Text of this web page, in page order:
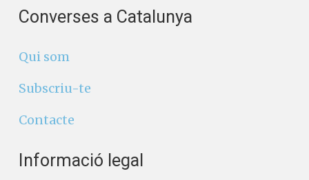
Converses a Catalunya
Qui som
Subscriu-te
Contacte
Informació legal